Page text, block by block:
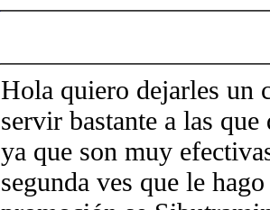
Hola quiero dejarles un
servir bastante a las
ya que son muy
segunda ves que le